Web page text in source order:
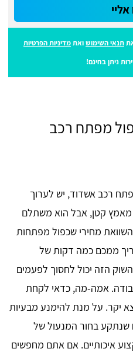
תנאי השימושואתמדיניות הפרטיות
ניתן בחינם!
מפתח רכב
רכב אשדוד, יש לערוך
קטן, אבל הוא משתלם
מחירי שכפול מפתחות
ממכם כמה דקות של
הזה יכול לחסוך לפעמים
של העבודה. אמה-מה, כדאי לקחת
יקר. על מנת להימנע מבעיות
שנתקע בחור המנעול של
איכותיים. אם אתם מחפשים